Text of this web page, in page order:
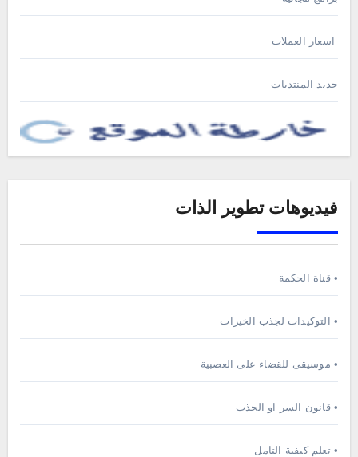
اسعار العملات
جديد المنتديات
فيديوهات تطوير الذات
• قناة الحكمة
• التوكيدات لجذب الخيرات
• موسيقى للقضاء على العصبية
• قانون السر او الجذب
• تعلم كيفية التامل